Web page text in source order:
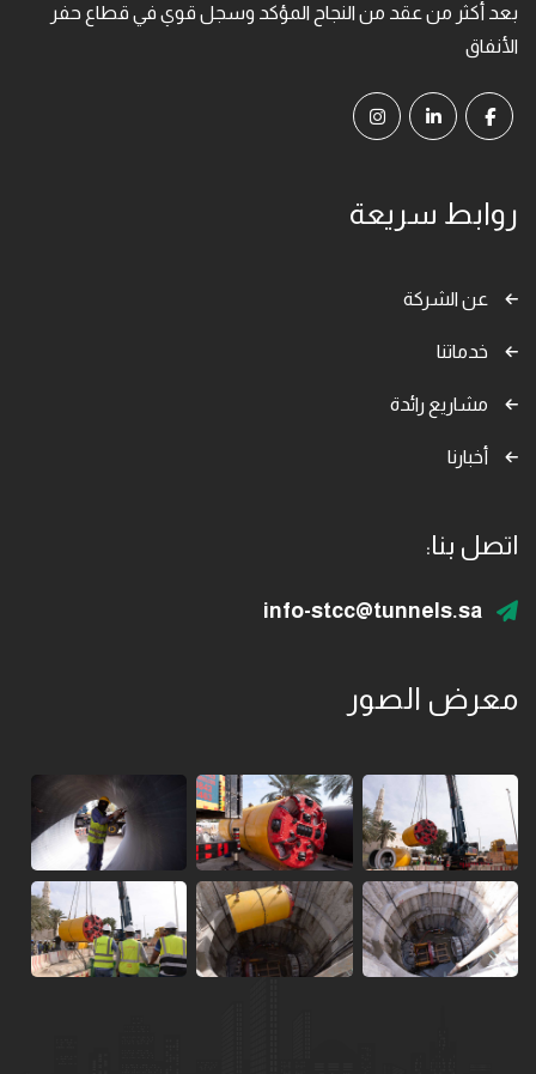
بعد أكثر من عقد من النجاح المؤكد وسجل قوي في قطاع حفر
الأنفاق
روابط سريعة
عن الشركة
خدماتنا
مشاريع رائدة
أخبارنا
اتصل بنا:
info-stcc@tunnels.sa
معرض الصور